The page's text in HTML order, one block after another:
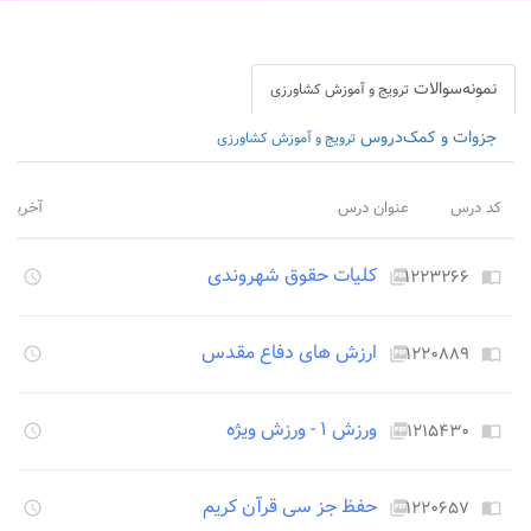
نمونه‌سوالات ترویج و آموزش کشاورزی
جزوات و کمک‌دروس ترویج و آموزش کشاورزی
کد درس عنوان درس آخرین
import_contacts ۱۲۲۳۲۶۶picture_as_pdf کلیات حقوق شهروندی access_time
import_contacts ۱۲۲۰۸۸۹picture_as_pdf ارزش های دفاع مقدس access_time
import_contacts ۱۲۱۵۴۳۰picture_as_pdf ورزش ۱ - ورزش ویژه access_time
import_contacts ۱۲۲۰۶۵۷picture_as_pdf حفظ جز سی قرآن کریم access_time